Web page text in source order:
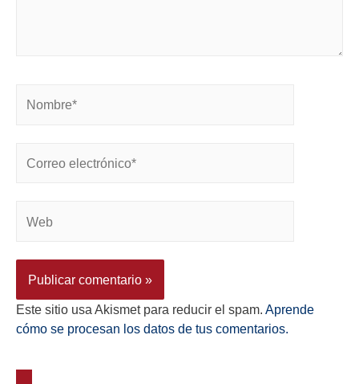
Este sitio usa Akismet para reducir el spam. Aprende
cómo se procesan los datos de tus comentarios.